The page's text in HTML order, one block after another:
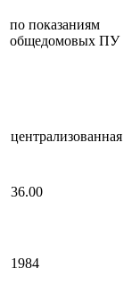
по показаниям
общедомовых ПУ
централизованная
36.00
1984